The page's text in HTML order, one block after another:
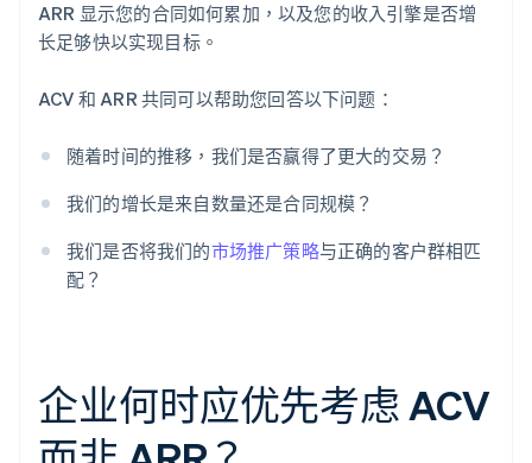
ARR 显示您的合同如何累加，以及您的收入引擎是否增
长足够快以实现目标。
ACV 和 ARR 共同可以帮助您回答以下问题：
随着时间的推移，我们是否赢得了更大的交易？
我们的增长是来自数量还是合同规模？
我们是否将我们的市场推广策略与正确的客户群相匹
配？
企业何时应优先考虑 ACV